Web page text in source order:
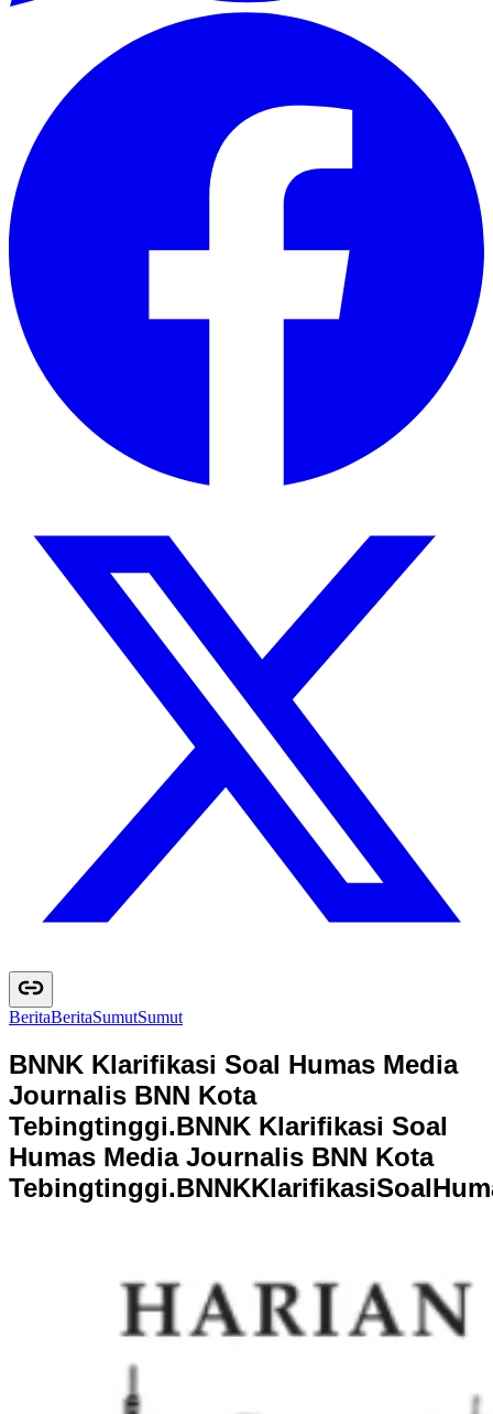
BeritaBeritaSumutSumut
BNNK Klarifikasi Soal Humas Media
Journalis BNN Kota
Tebingtinggi.BNNK Klarifikasi Soal
Humas Media Journalis BNN Kota
Tebingtinggi.BNNKKlarifikasiSoalHum